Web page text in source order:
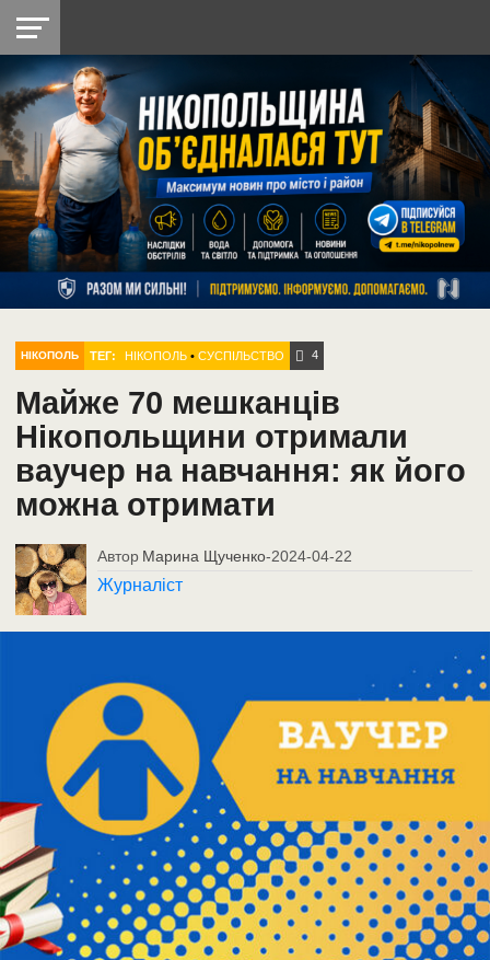
НІКОПОЛЬ
РАЙОН
СІЧЕСЛАВСЬКА
УКРАЇНА
РЕТРО
НІКОПОЛЬ
ЛАЙТ
УКРАЇНА
ДОПОМОГА
РАДІО
НІКОПОЛЬ ТЕГ: НІКОПОЛЬ •СУСПІЛЬСТВО 4
Майже 70 мешканців
Нікопольщини отримали
ваучер на навчання: як його
можна отримати
Автор Марина Щученко-2024-04-22
Журналіст